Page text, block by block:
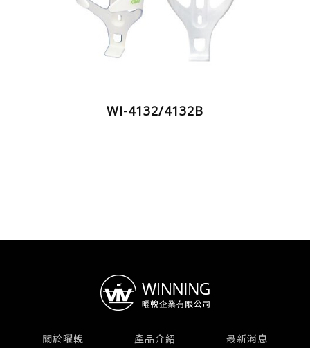
WI-4132/4132B
關於曜輗 產品介紹
最新消息